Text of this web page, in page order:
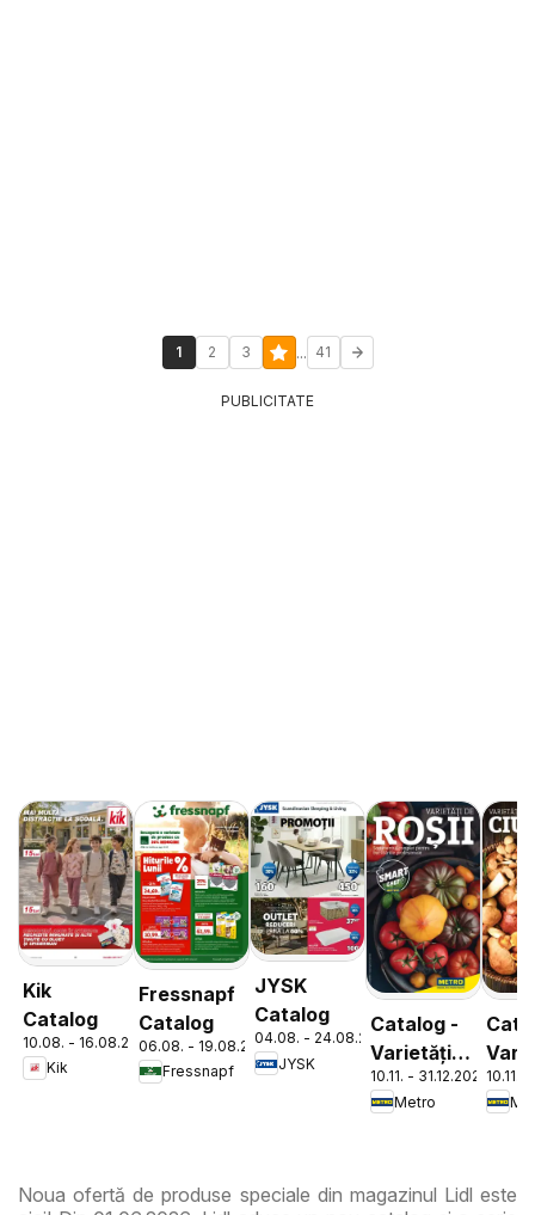
1 2 3 ... 41
PUBLICITATE
Kik
Catalog
10.08. - 16.08.2026
Kik
Fressnapf
Catalog
06.08. - 19.08.2026
Fressnapf
JYSK
Catalog
04.08. - 24.08.2026
JYSK
Catalog -
Varietăți
de Roșii
10.11. - 31.12.2026
Metro
de
10.11.
Noua ofertă de produse speciale din magazinul Lidl este